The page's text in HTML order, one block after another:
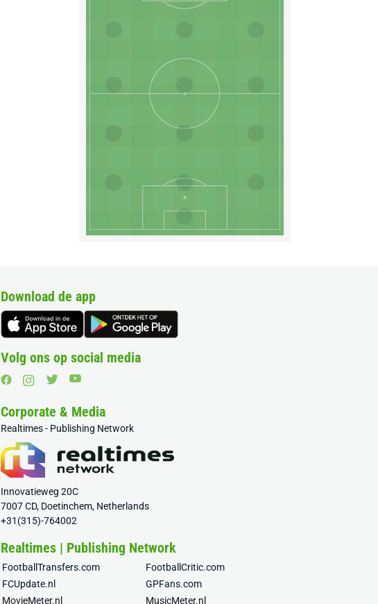
Download de app
Volg ons op social media
Corporate & Media
Realtimes - Publishing Network
Innovatieweg 20C
7007 CD, Doetinchem, Netherlands
+31(315)-764002
Realtimes | Publishing Network
FootballTransfers.com
FootballCritic.com
FCUpdate.nl
GPFans.com
MovieMeter.nl
MusicMeter.nl